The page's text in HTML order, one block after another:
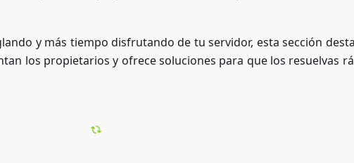
y más tiempo disfrutando de tu servidor, esta sección
los propietarios y ofrece soluciones para que los resuelvas